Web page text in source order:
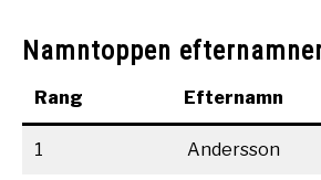
Namntoppen
Rang Efternamn
1 Andersson